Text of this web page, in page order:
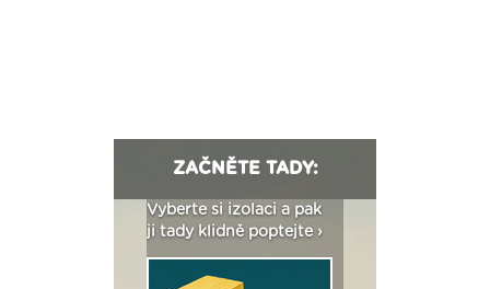
ZAČNĚTE TADY:
Vyberte si izolaci a pak
ji tady klidně poptejte ›